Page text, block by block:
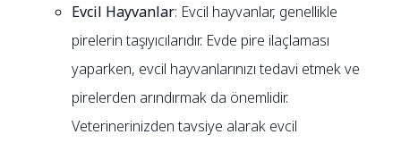
Evcil Hayvanlar: Evcil hayvanlar, genellikle
pirelerin taşıyıcılarıdır. Evde pire ilaçlaması
yaparken, evcil hayvanlarınızı tedavi etmek ve
pirelerden arındırmak da önemlidir.
Veterinerinizden tavsiye alarak evcil